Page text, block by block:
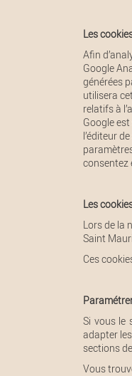
Les
Afin
Google
générées
utilisera
relatifs à
Google
l’éditeur
consentez
Les
Lors de la
Saint
Ces
Si vous le
adapter
sections
Vous